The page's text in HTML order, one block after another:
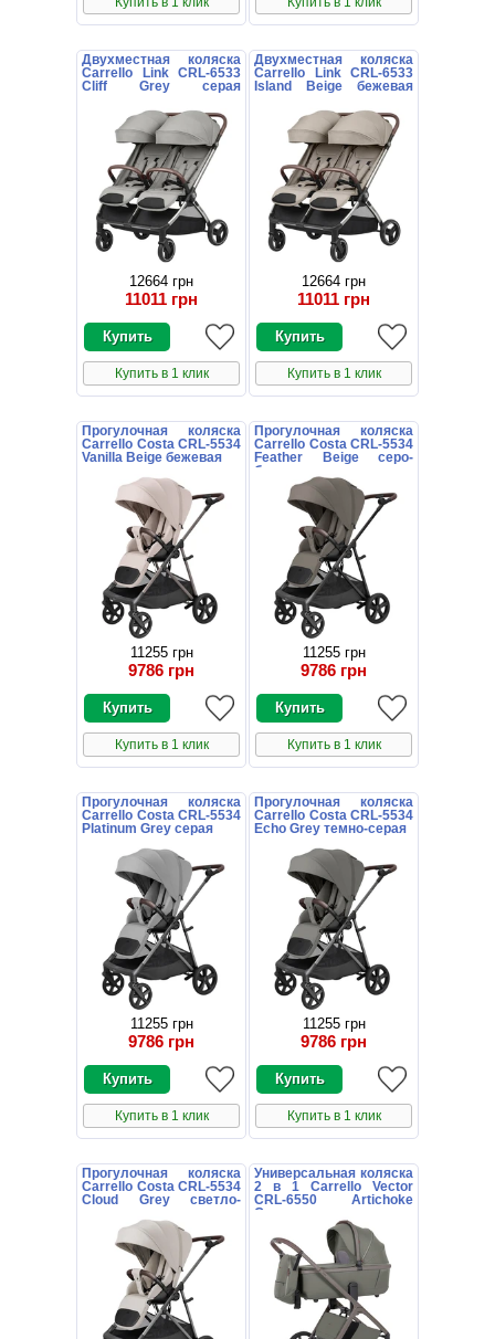
Двухместная коляска
Carrello Link CRL-6533
Cliff Grey серая
12664 грн
11011 грн
Купить в 1 клик
Двухместная коляска
Carrello Link CRL-6533
Island Beige бежевая
12664 грн
11011 грн
Купить в 1 клик
Прогулочная коляска
Carrello Costa CRL-5534
Vanilla Beige бежевая
11255 грн
9786 грн
Купить в 1 клик
Прогулочная коляска
Carrello Costa CRL-5534
Feather Beige серо-
бежевая
11255 грн
9786 грн
Купить в 1 клик
Прогулочная коляска
Carrello Costa CRL-5534
Platinum Grey серая
11255 грн
9786 грн
Купить в 1 клик
Прогулочная коляска
Carrello Costa CRL-5534
Echo Grey темно-серая
11255 грн
9786 грн
Купить в 1 клик
Прогулочная коляска
Carrello Costa CRL-5534
Cloud Grey светло-
Универсальная коляска
2 в 1 Carrello Vector
CRL-6550 Artichoke
Green хаки